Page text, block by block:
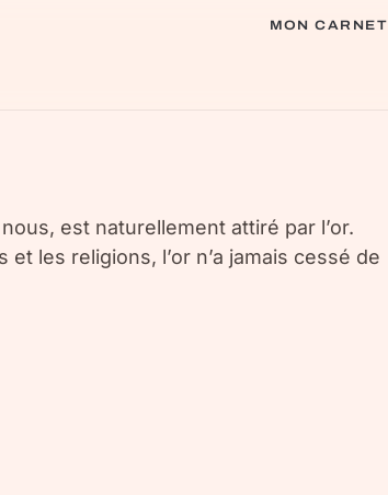
MON CARNET
est naturellement attiré par l’or.
les religions, l’or n’a jamais cessé de